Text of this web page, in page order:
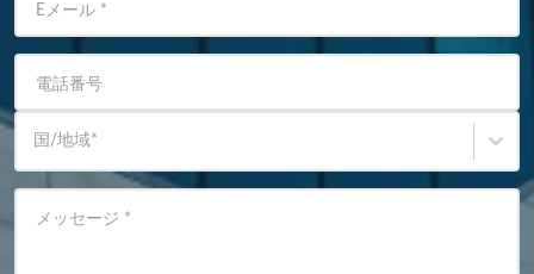
Eメール *
電話番号
国/地域*
メッセージ *